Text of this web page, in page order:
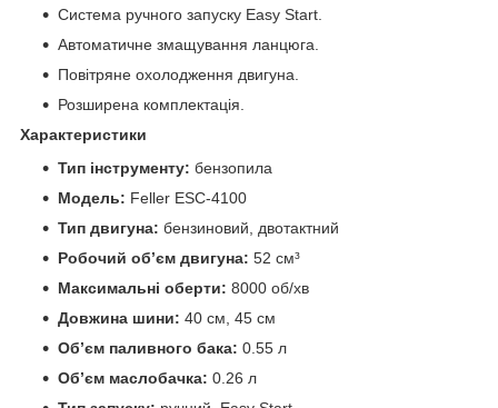
Система ручного запуску Easy Start.
Автоматичне змащування ланцюга.
Повітряне охолодження двигуна.
Розширена комплектація.
Характеристики
Тип інструменту: бензопила
Модель: Feller ESC-4100
Тип двигуна: бензиновий, двотактний
Робочий обʼєм двигуна: 52 см³
Максимальні оберти: 8000 об/хв
Довжина шини: 40 см, 45 см
Обʼєм паливного бака: 0.55 л
Обʼєм маслобачка: 0.26 л